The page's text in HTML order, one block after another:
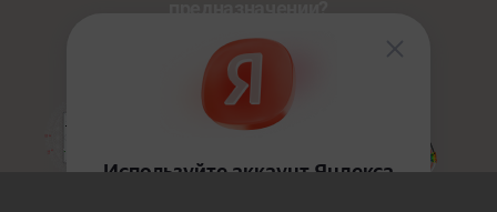
Познакомьтесь с другими нашими сервисами со
по промокоду